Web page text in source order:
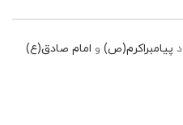
پیامبراکرم(ص) و امام صادق(ع)